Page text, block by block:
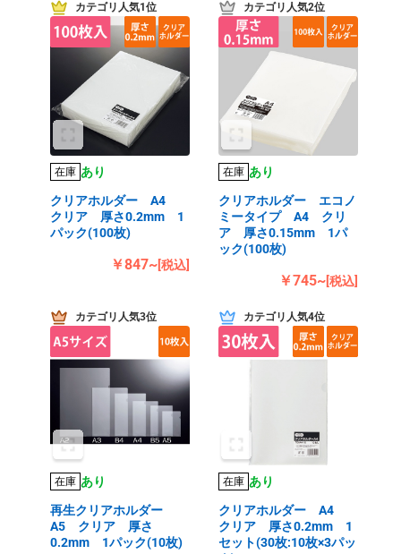
カテゴリ人気1位
在庫 あり
クリアホルダー A4
クリア 厚さ0.2mm 1
パック(100枚)
￥847~[税込]
カテゴリ人気2位
在庫 あり
クリアホルダー エコノ
ミータイプ A4 クリ
ア 厚さ0.15mm 1パ
ック(100枚)
￥745~[税込]
カテゴリ人気3位
在庫 あり
再生クリアホルダー
A5 クリア 厚さ
0.2mm 1パック(10枚)
カテゴリ人気4位
在庫 あり
クリアホルダー A4
クリア 厚さ0.2mm 1
セット(30枚:10枚×3パッ